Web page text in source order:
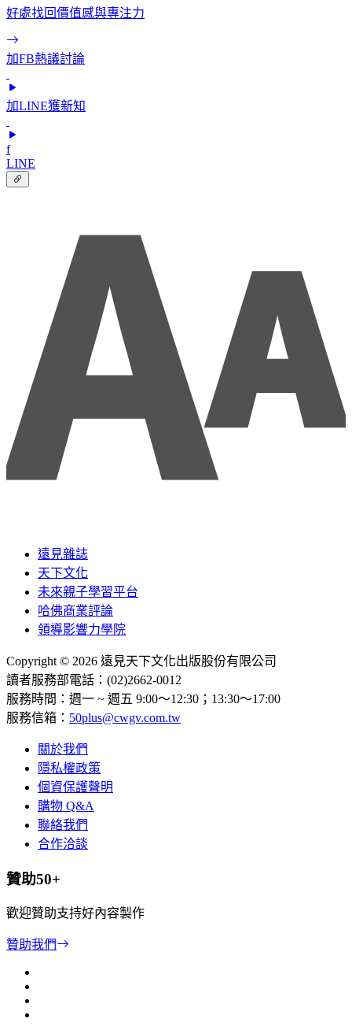
好處找回價值感與專注力
加FB熱議討論
加LINE獲新知
f
LINE
遠見雜誌
天下文化
未來親子學習平台
哈佛商業評論
領導影響力學院
Copyright © 2026 遠見天下文化出版股份有限公司
讀者服務部電話：(02)2662-0012
服務時間：週一 ~ 週五 9:00～12:30；13:30～17:00
服務信箱： 50plus@cwgv.com.tw
關於我們
隱私權政策
個資保護聲明
購物 Q&A
聯絡我們
合作洽談
贊助50+
歡迎贊助支持好內容製作
贊助我們